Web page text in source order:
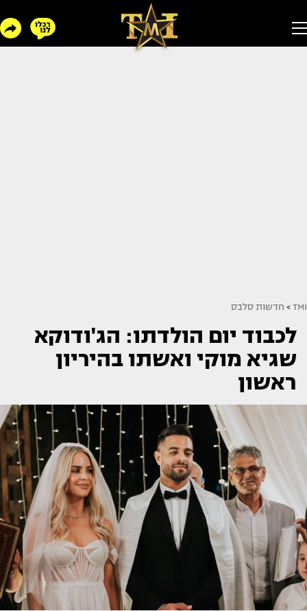
TMI
> חדשות סלבס
לכבוד יום הולדתו: הג'ודוקא
שגיא מוקי ואשתו בהיריון
ראשון